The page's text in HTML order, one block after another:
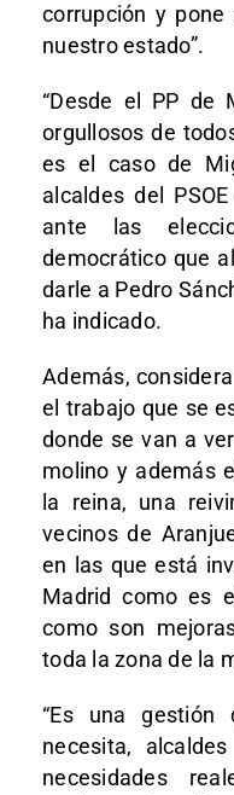
corrupción y
nuestro estado”.
“Desde el PP de
orgullosos de
es el caso de
alcaldes del
ante las
democrático que
darle a Pedro
ha indicado.
Además,
el trabajo que se
donde se van a
molino y además
la reina, una
vecinos de
en las que está
Madrid como es
como son
toda la zona de la
“Es una
necesita,
necesidades